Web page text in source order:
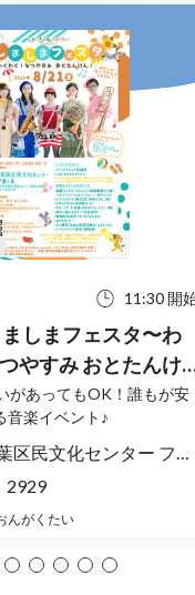
11:30 開
しまフェスタ〜わ
やすみ おとたんけ
があってもOK！誰もが安
音楽イベント♪
文化センター フィリアホール
2929
んがくたい